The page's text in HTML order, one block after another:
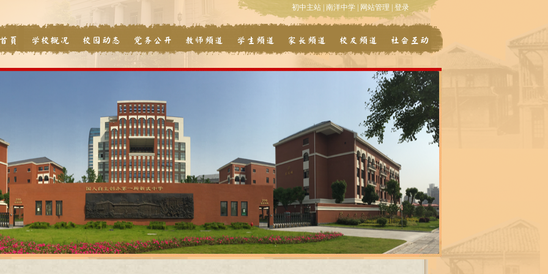
初中主站 南洋中学 网站管理 登录
页 学校概况 校园动态 党务公开 教师频道 学生频道 家长频道 校友频道 社会互动